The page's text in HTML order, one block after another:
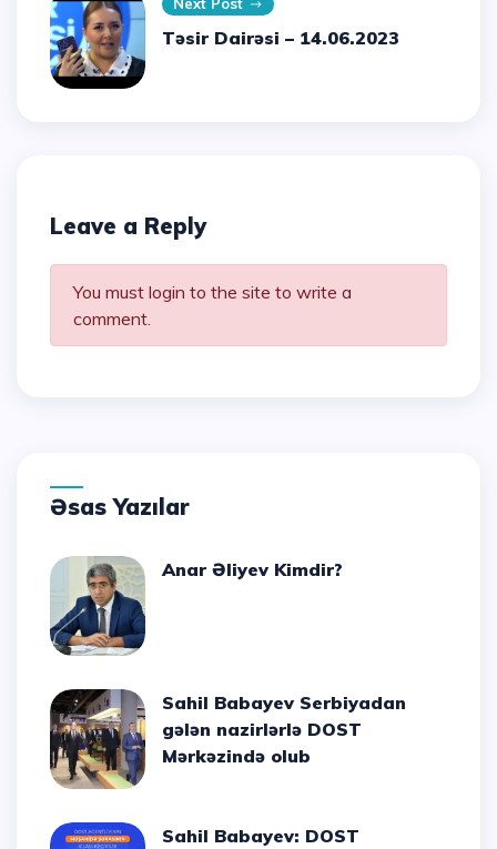
Next Post
Təsir Dairəsi – 14.06.2023
Leave a Reply
You must login to the site to write a
comment.
Əsas Yazılar
Anar Əliyev Kimdir?
Sahil Babayev Serbiyadan
gələn nazirlərlə DOST
Mərkəzində olub
Sahil Babayev: DOST